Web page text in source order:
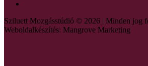
Sziluett Mozgásstúdió © 2026 | Minden jog
Weboldalkészítés: Mangrove Marketing